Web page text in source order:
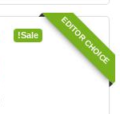
EDITOR CHOICE
Sale!